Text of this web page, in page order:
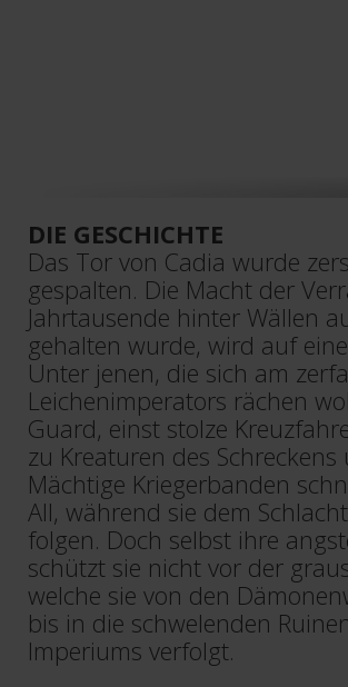
DIE GESCHICHTE
Das Tor von Cadia wurde
gespalten. Die Macht der
Jahrtausende hinter Wällen
gehalten wurde, wird auf
Unter jenen, die sich am
Leichenimperators rächen
Guard, einst stolze
zu Kreaturen des
Mächtige Kriegerbanden
All, während sie dem
folgen. Doch selbst ihre
schützt sie nicht vor der
welche sie von den
bis in die schwelenden
Imperiums verfolgt.